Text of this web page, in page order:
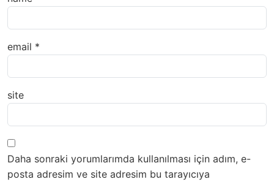
email *
site
Daha sonraki yorumlarımda kullanılması için adım, e-
posta adresim ve site adresim bu tarayıcıya